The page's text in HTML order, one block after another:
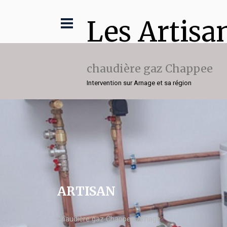
Les
chaudière gaz Chappee
Intervention sur Arnage et sa région
ARTISAN
chaudière gaz Chappee Arnage